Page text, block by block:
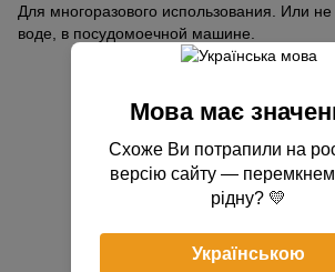
Для многоразового использования. Или
воде, в посудомоечной машине.
Добавьте первый
Мова має
Схоже Ви потрапили на
версію сайту —
рідну? 💛
Українською